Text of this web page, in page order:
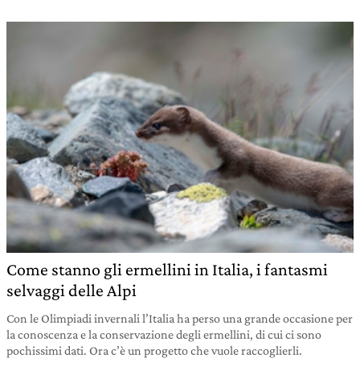
Come stanno gli ermellini in Italia, i fantasmi
selvaggi delle Alpi
Con le Olimpiadi invernali l’Italia ha perso una grande occasione per
la conoscenza e la conservazione degli ermellini, di cui ci sono
pochissimi dati. Ora c’è un progetto che vuole raccoglierli.